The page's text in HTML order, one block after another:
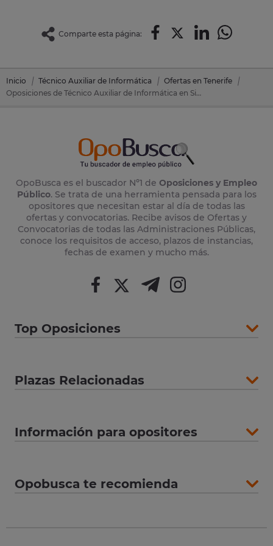
Comparte esta página:
Inicio Técnico Auxiliar de Informática
Ofertas en Tenerife
Oposiciones de Técnico Auxiliar de Informática en Silos, Los (Tenerife)
OpoBusca es el buscador Nº1 de Oposiciones y Empleo
Público. Se trata de una herramienta pensada para los
opositores que necesitan estar al día de todas las
ofertas y convocatorias. Recibe avisos de Ofertas y
Convocatorias de todas las Administraciones Públicas,
conoce los requisitos de acceso, plazos de instancias,
fechas de examen y mucho más.
Top Oposiciones
Plazas Relacionadas
Información para opositores
Opobusca te recomienda